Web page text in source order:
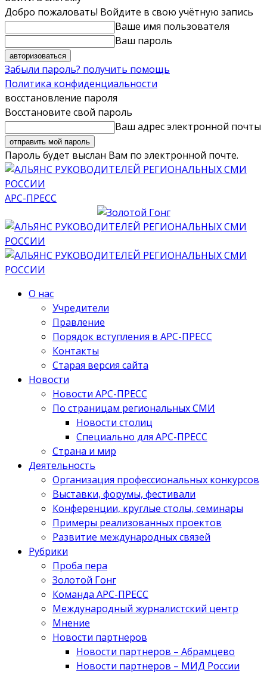
Добро пожаловать! Войдите в свою учётную запись
Ваше имя пользователя
Ваш пароль
Забыли пароль? получить помощь
Политика конфиденциальности
восстановление пароля
Восстановите свой пароль
Ваш адрес электронной почты
Пароль будет выслан Вам по электронной почте.
АРС-ПРЕСС
О нас
Учредители
Правление
Порядок вступления в АРС-ПРЕСС
Контакты
Старая версия сайта
Новости
Новости АРС-ПРЕСС
По страницам региональных СМИ
Новости столиц
Специально для АРС-ПРЕСС
Страна и мир
Деятельность
Организация профессиональных конкурсов
Выставки, форумы, фестивали
Конференции, круглые столы, семинары
Примеры реализованных проектов
Развитие международных связей
Рубрики
Проба пера
Золотой Гонг
Команда АРС-ПРЕСС
Международный журналистский центр
Мнение
Новости партнеров
Новости партнеров – Абрамцево
Новости партнеров – МИД России